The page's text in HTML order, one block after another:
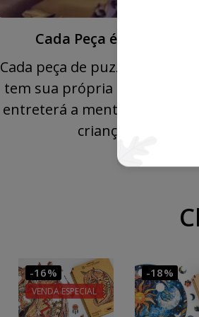
Cada Peça é Única 🧩
Cada peça de puzzle de
tem sua própria forma única e
entreterá a mente de adultos
crianças.
-16%
VENDA ESPECIAL
-18%